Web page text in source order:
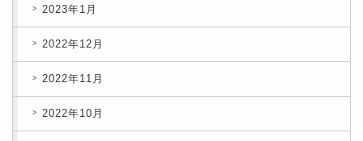
2023年1月
2022年12月
2022年11月
2022年10月